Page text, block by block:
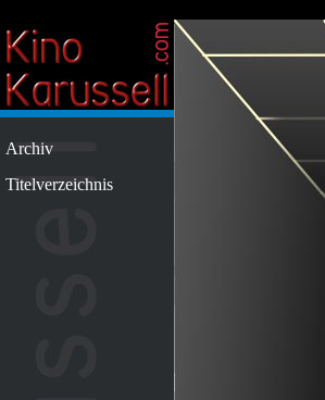
Archiv
Titelverzeichnis